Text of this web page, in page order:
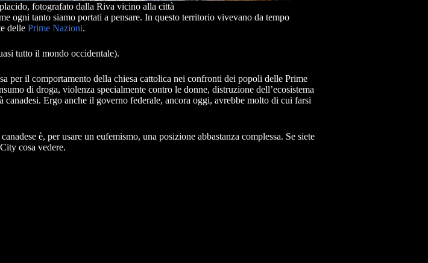
fotografato dalla Riva vicino alla città
ogni tanto siamo portati a pensare. In questo territorio vivevano da tempo
delle Prime Nazioni.
tutto il mondo occidentale).
per il comportamento della chiesa cattolica nei confronti dei popoli delle Prime
di droga, violenza specialmente contro le donne, distruzione dell’ecosistema
Ergo anche il governo federale, ancora oggi, avrebbe molto di cui farsi
è, per usare un eufemismo, una posizione abbastanza complessa. Se siete
cosa vedere.